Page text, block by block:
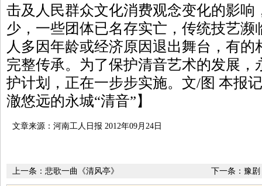
击及人民群众文化消费观念变化的影响
少，一些团体已名存实亡，传统技艺濒
人多因年龄或经济原因退出舞台，有
完整传承。为了保护清音艺术的发展，
护计划，正在一步步实施。文/图 本报
澈悠远的永城“清音”】
文章来源：河南工人日报 2012年09月24日
下一条： 豫剧
上一条： 悲歌一曲《清风亭》